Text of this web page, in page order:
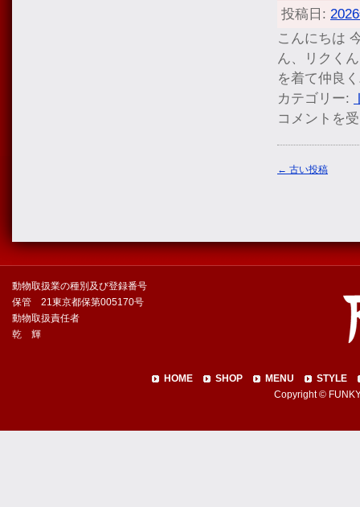
投稿日:
こんにちは
ん、リクく
を着て仲良
カテゴリー:
コメントを
← 古い投稿
動物取扱業の種別及び登録番号
保管 21東京都保第005170号
動物取扱責任者
乾 輝
HOME SHOP MENU
STYLE
Copyright ©